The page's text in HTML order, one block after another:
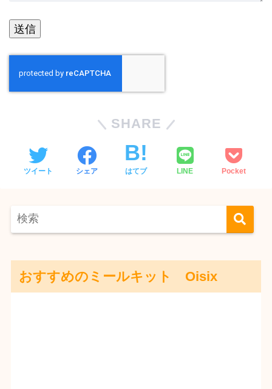
SHARE
ツイート シェア はてブ LINE Pocket
おすすめのミールキット Oisix